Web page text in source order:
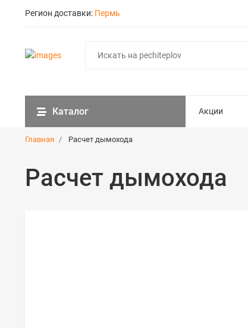
Регион доставки: Пермь
Каталог Акции
Главная Расчет дымохода
Расчет дымохода